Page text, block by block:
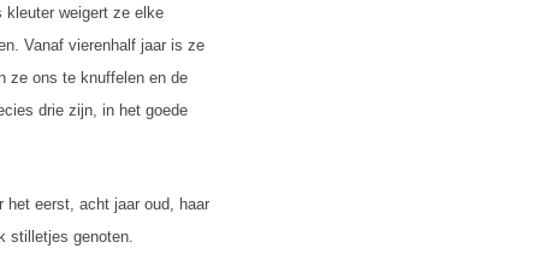
kleuter weigert ze elke
Vanaf vierenhalf jaar is ze
ze ons te knuffelen en de
drie zijn, in het goede
het eerst, acht jaar oud, haar
stilletjes genoten.